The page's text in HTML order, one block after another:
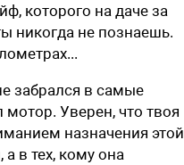
которого на даче за
никогда не познаешь.
забрался в самые
Уверен, что твоя
назначения этой
в тех, кому она